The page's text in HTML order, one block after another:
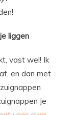
liggen
vast wel! Ik
en dan met
je